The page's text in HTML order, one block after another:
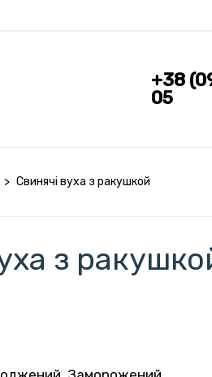
+38
05
> Свинячі вуха з ракушкой
з